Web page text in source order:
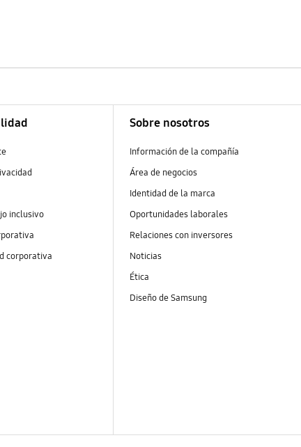
inclusivo
corporativa
Sobre nosotros
Información de la compañía
Área de negocios
Identidad de la marca
Oportunidades laborales
Relaciones con inversores
Noticias
Ética
Diseño de Samsung